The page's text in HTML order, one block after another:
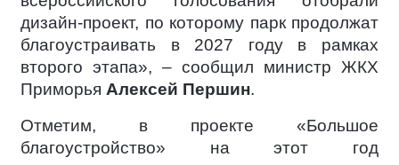
дизайн-проект, по которому парк продолжат
благоустраивать в 2027 году в рамках
второго этапа», – сообщил министр ЖКХ
Приморья Алексей Першин.
Отметим, в проекте «Большое
благоустройство» на этот год